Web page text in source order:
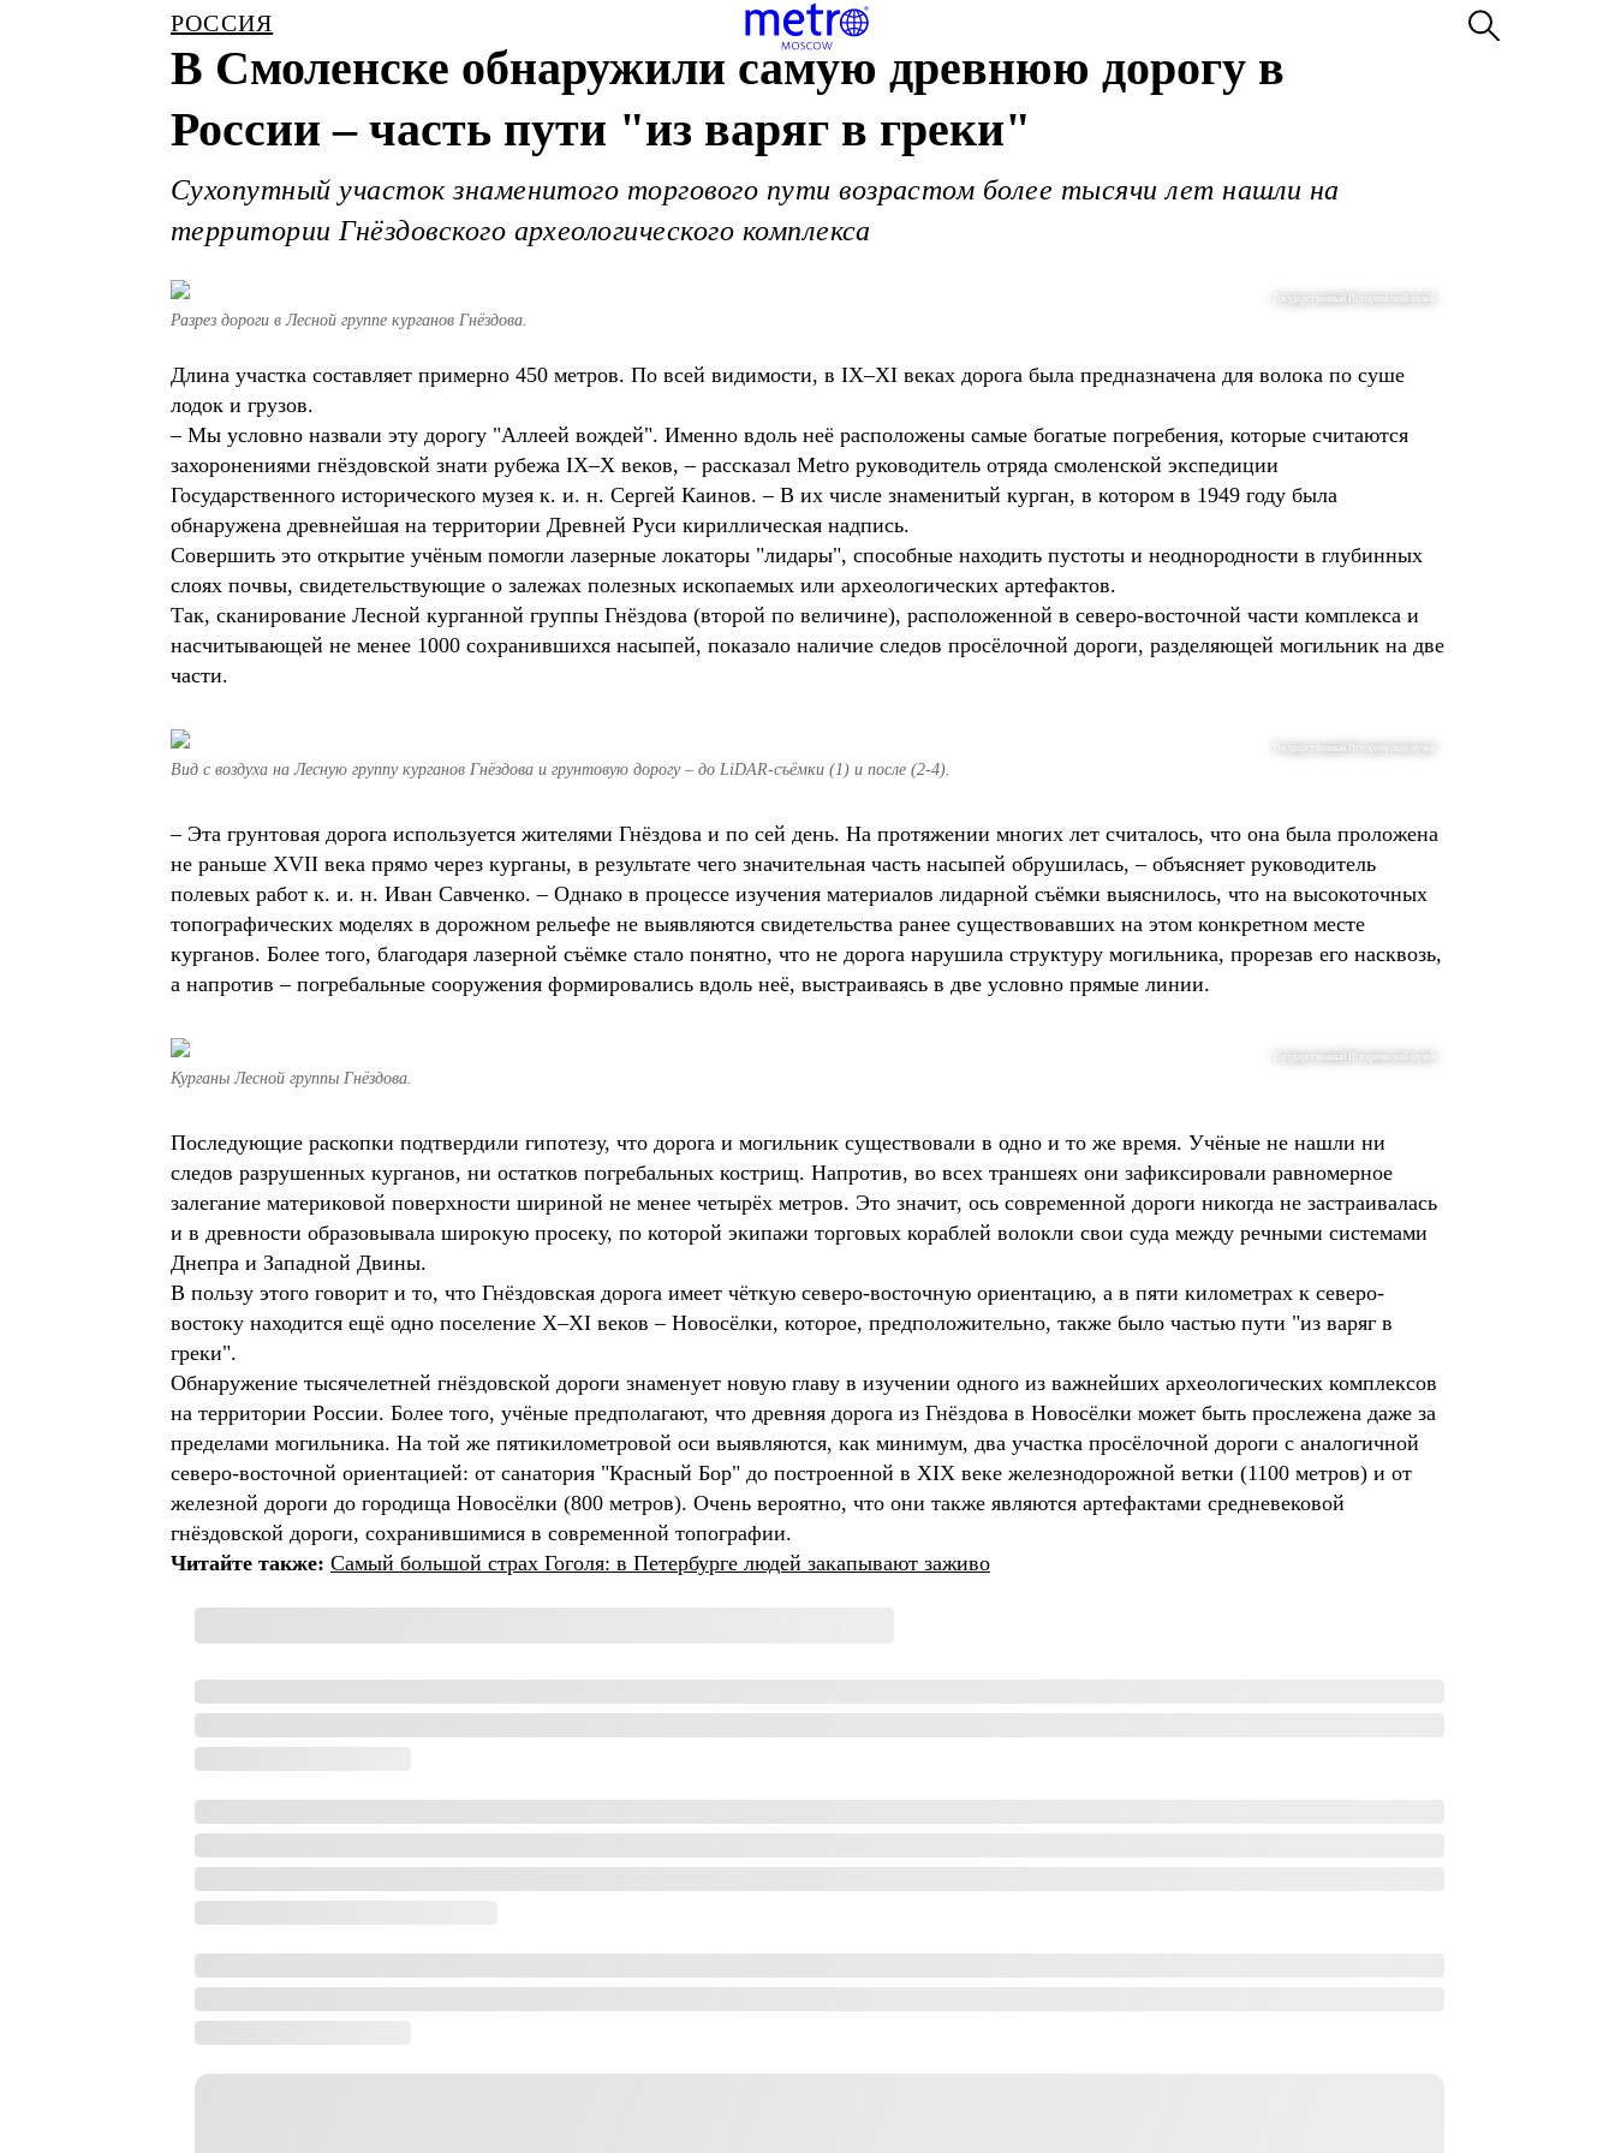
РОССИЯ
В Смоленске обнаружили самую древнюю дорогу в
России – часть пути "из варяг в греки"
Сухопутный участок знаменитого торгового пути возрастом более тысячи лет нашли на
территории Гнёздовского археологического комплекса
Государственный Исторический музей
Разрез дороги в Лесной группе курганов Гнёздова.
Длина участка составляет примерно 450 метров. По всей видимости, в IX–XI веках дорога была предназначена для волока по суше
лодок и грузов.
– Мы условно назвали эту дорогу "Аллеей вождей". Именно вдоль неё расположены самые богатые погребения, которые считаются
захоронениями гнёздовской знати рубежа IX–X веков, – рассказал Metro руководитель отряда смоленской экспедиции
Государственного исторического музея к. и. н. Сергей Каинов. – В их числе знаменитый курган, в котором в 1949 году была
обнаружена древнейшая на территории Древней Руси кириллическая надпись.
Совершить это открытие учёным помогли лазерные локаторы "лидары", способные находить пустоты и неоднородности в глубинных
слоях почвы, свидетельствующие о залежах полезных ископаемых или археологических артефактов.
Так, сканирование Лесной курганной группы Гнёздова (второй по величине), расположенной в северо-восточной части комплекса и
насчитывающей не менее 1000 сохранившихся насыпей, показало наличие следов просёлочной дороги, разделяющей могильник на две
части.
Государственный Исторический музей
Вид с воздуха на Лесную группу курганов Гнёздова и грунтовую дорогу – до LiDAR-съёмки (1) и после (2-4).
– Эта грунтовая дорога используется жителями Гнёздова и по сей день. На протяжении многих лет считалось, что она была проложена
не раньше XVII века прямо через курганы, в результате чего значительная часть насыпей обрушилась, – объясняет руководитель
полевых работ к. и. н. Иван Савченко. – Однако в процессе изучения материалов лидарной съёмки выяснилось, что на высокоточных
топографических моделях в дорожном рельефе не выявляются свидетельства ранее существовавших на этом конкретном месте
курганов. Более того, благодаря лазерной съёмке стало понятно, что не дорога нарушила структуру могильника, прорезав его насквозь,
а напротив – погребальные сооружения формировались вдоль неё, выстраиваясь в две условно прямые линии.
Государственный Исторический музей
Курганы Лесной группы Гнёздова.
Последующие раскопки подтвердили гипотезу, что дорога и могильник существовали в одно и то же время. Учёные не нашли ни
следов разрушенных курганов, ни остатков погребальных кострищ. Напротив, во всех траншеях они зафиксировали равномерное
залегание материковой поверхности шириной не менее четырёх метров. Это значит, ось современной дороги никогда не застраивалась
и в древности образовывала широкую просеку, по которой экипажи торговых кораблей волокли свои суда между речными системами
Днепра и Западной Двины.
В пользу этого говорит и то, что Гнёздовская дорога имеет чёткую северо-восточную ориентацию, а в пяти километрах к северо-
востоку находится ещё одно поселение X–XI веков – Новосёлки, которое, предположительно, также было частью пути "из варяг в
греки".
Обнаружение тысячелетней гнёздовской дороги знаменует новую главу в изучении одного из важнейших археологических комплексов
на территории России. Более того, учёные предполагают, что древняя дорога из Гнёздова в Новосёлки может быть прослежена даже за
пределами могильника. На той же пятикилометровой оси выявляются, как минимум, два участка просёлочной дороги с аналогичной
северо-восточной ориентацией: от санатория "Красный Бор" до построенной в XIX веке железнодорожной ветки (1100 метров) и от
железной дороги до городища Новосёлки (800 метров). Очень вероятно, что они также являются артефактами средневековой
гнёздовской дороги, сохранившимися в современной топографии.
Читайте также: Самый большой страх Гоголя: в Петербурге людей закапывают заживо